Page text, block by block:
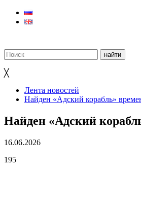
╳
Лента новостей
Найден «Адский корабль»
Найден «Адский
16.06.2026
195